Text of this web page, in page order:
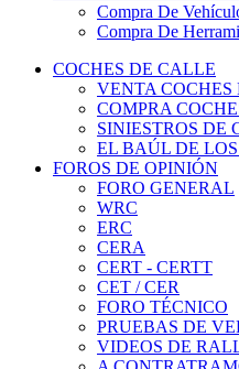
Compra De
COCHES DE CALLE
VENTA COCHES
COMPRA
SINIESTROS DE
EL BAÚL DE LOS
FOROS DE OPINIÓN
FORO GENERAL
WRC
ERC
CERA
CERT - CERTT
CET / CER
FORO TÉCNICO
PRUEBAS DE
VIDEOS DE
A
TIENDA ONLINE